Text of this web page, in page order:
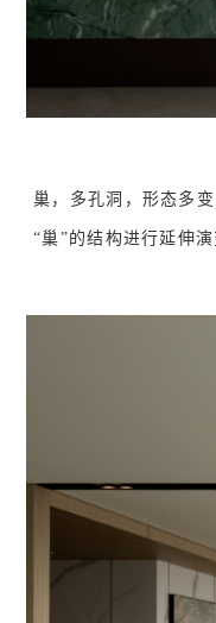
巢，多孔洞，形态多
“巢”的结构进行延伸